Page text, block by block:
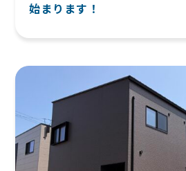
始まります！